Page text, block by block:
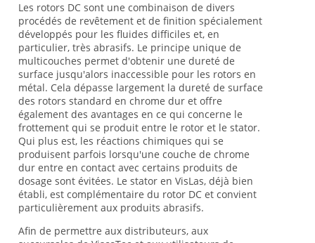
Les rotors DC sont une combinaison de divers
procédés de revêtement et de finition spécialement
développés pour les fluides difficiles et, en
particulier, très abrasifs. Le principe unique de
multicouches permet d'obtenir une dureté de
surface jusqu'alors inaccessible pour les rotors en
métal. Cela dépasse largement la dureté de surface
des rotors standard en chrome dur et offre
également des avantages en ce qui concerne le
frottement qui se produit entre le rotor et le stator.
Qui plus est, les réactions chimiques qui se
produisent parfois lorsqu'une couche de chrome
dur entre en contact avec certains produits de
dosage sont évitées. Le stator en VisLas, déjà bien
établi, est complémentaire du rotor DC et convient
particulièrement aux produits abrasifs.
Afin de permettre aux distributeurs, aux